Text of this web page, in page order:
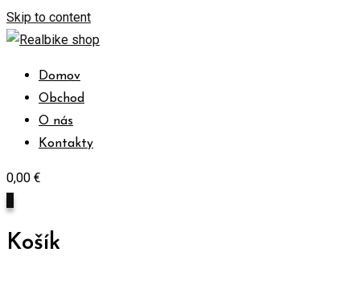
Skip to content
Domov
Obchod
O nás
Kontakty
0,00 €
Košík